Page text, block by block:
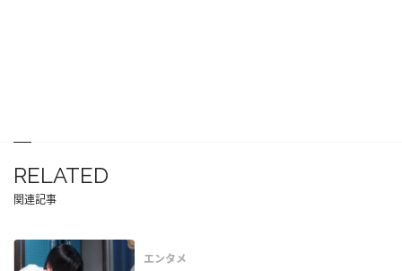
RELATED
関連記事
エンタメ